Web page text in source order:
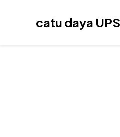
catu daya UPS